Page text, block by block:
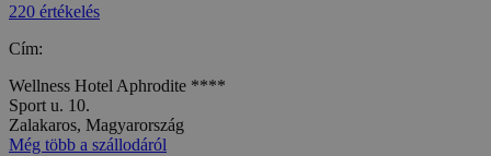
220 értékelés
Cím:
Wellness Hotel Aphrodite ****
Sport u. 10.
Zalakaros, Magyarország
Még több a szállodáról